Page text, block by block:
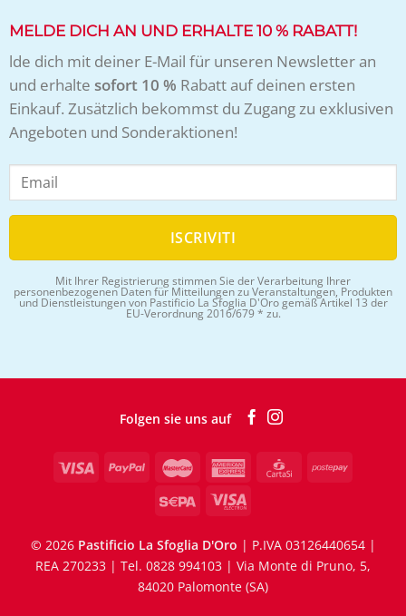
MELDE DICH AN UND ERHALTE 10 % RABATT!
lde dich mit deiner E-Mail für unseren Newsletter an
und erhalte sofort 10 % Rabatt auf deinen ersten
Einkauf. Zusätzlich bekommst du Zugang zu exklusiven
Angeboten und Sonderaktionen!
Mit Ihrer Registrierung stimmen Sie der Verarbeitung Ihrer
personenbezogenen Daten für Mitteilungen zu Veranstaltungen, Produkten
und Dienstleistungen von Pastificio La Sfoglia D'Oro gemäß Artikel 13 der
EU-Verordnung 2016/679 * zu.
Folgen sie uns auf
© 2026 Pastificio La Sfoglia D'Oro | P.IVA 03126440654 |
REA 270233 | Tel. 0828 994103 | Via Monte di Pruno, 5,
84020 Palomonte (SA)